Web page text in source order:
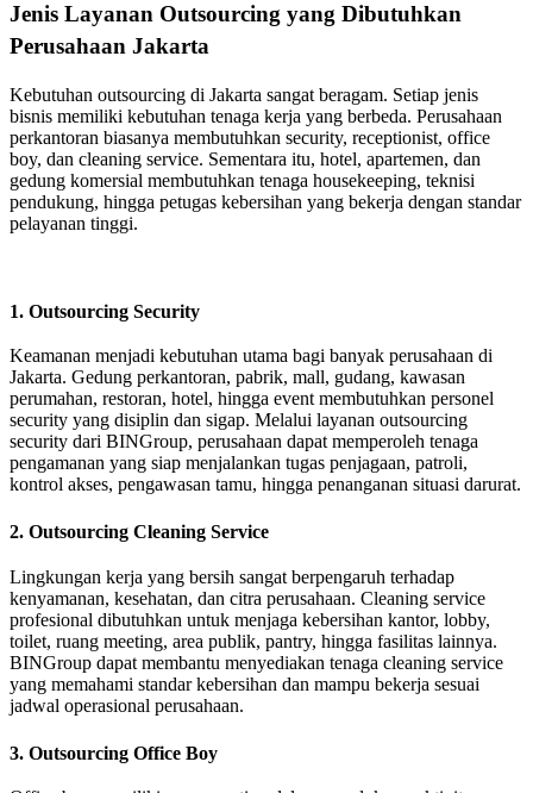
Jenis Layanan Outsourcing yang Dibutuhkan
Perusahaan Jakarta
Kebutuhan outsourcing di Jakarta sangat beragam. Setiap jenis
bisnis memiliki kebutuhan tenaga kerja yang berbeda. Perusahaan
perkantoran biasanya membutuhkan security, receptionist, office
boy, dan cleaning service. Sementara itu, hotel, apartemen, dan
gedung komersial membutuhkan tenaga housekeeping, teknisi
pendukung, hingga petugas kebersihan yang bekerja dengan standar
pelayanan tinggi.
1. Outsourcing Security
Keamanan menjadi kebutuhan utama bagi banyak perusahaan di
Jakarta. Gedung perkantoran, pabrik, mall, gudang, kawasan
perumahan, restoran, hotel, hingga event membutuhkan personel
security yang disiplin dan sigap. Melalui layanan outsourcing
security dari BINGroup, perusahaan dapat memperoleh tenaga
pengamanan yang siap menjalankan tugas penjagaan, patroli,
kontrol akses, pengawasan tamu, hingga penanganan situasi darurat.
2. Outsourcing Cleaning Service
Lingkungan kerja yang bersih sangat berpengaruh terhadap
kenyamanan, kesehatan, dan citra perusahaan. Cleaning service
profesional dibutuhkan untuk menjaga kebersihan kantor, lobby,
toilet, ruang meeting, area publik, pantry, hingga fasilitas lainnya.
BINGroup dapat membantu menyediakan tenaga cleaning service
yang memahami standar kebersihan dan mampu bekerja sesuai
jadwal operasional perusahaan.
3. Outsourcing Office Boy